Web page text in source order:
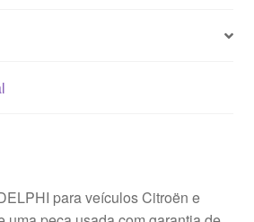
para veículos Citroën e